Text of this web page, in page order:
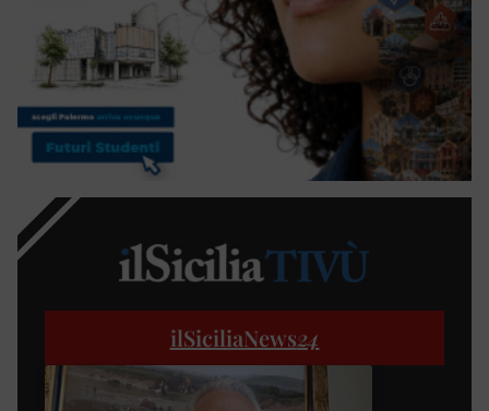
ilSiciliaNews24